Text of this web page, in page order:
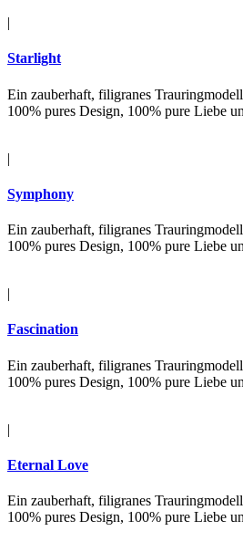
|
Starlight
Ein zauberhaft, filigranes
100% pures Design, 100% pure Liebe
|
Symphony
Ein zauberhaft, filigranes
100% pures Design, 100% pure Liebe
|
Fascination
Ein zauberhaft, filigranes
100% pures Design, 100% pure Liebe
|
Eternal Love
Ein zauberhaft, filigranes
100% pures Design, 100% pure Liebe